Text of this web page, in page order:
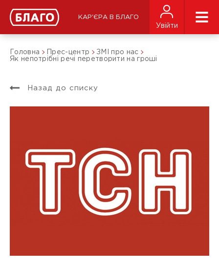
КАР'ЄРА В БЛАГО
Увійти
Головна Прес-центр
ЗМІ про нас
Як непотрібні речі перетворити на гроші
Назад до списку